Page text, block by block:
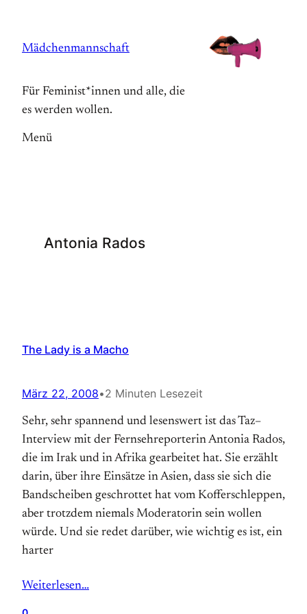
springen
Mädchenmannschaft
Für Feminist*innen und alle, die
es werden wollen.
Menü
Antonia Rados
The Lady is a Macho
März 22, 2008•2 Minuten Lesezeit
Sehr, sehr spannend und lesenswert ist das Taz–
Interview mit der Fernsehreporterin Antonia Rados,
die im Irak und in Afrika gearbeitet hat. Sie erzählt
darin, über ihre Einsätze in Asien, dass sie sich die
Bandscheiben geschrottet hat vom Kofferschleppen,
aber trotzdem niemals Moderatorin sein wollen
würde. Und sie redet darüber, wie wichtig es ist, ein
harter
Weiterlesen…